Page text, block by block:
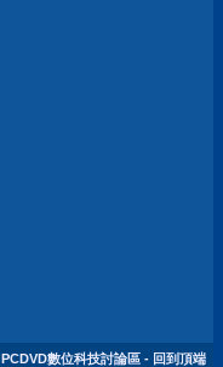
PCDVD數位科技討論區 - 回到頂端